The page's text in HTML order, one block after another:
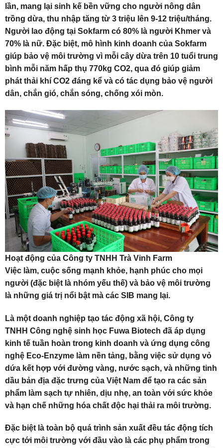
lần, mang lại sinh kế bền vững cho người nông dân
trồng dừa, thu nhập tăng từ 3 triệu lên 9-12 triệu/tháng.
Người lao động tại Sokfarm có 80% là người Khmer và
70% là nữ. Đặc biệt, mô hình kinh doanh của Sokfarm
giúp bảo vệ môi trường vì mỗi cây dừa trên 10 tuổi trung
bình mỗi năm hấp thụ 770kg CO2, qua đó giúp giảm
phát thải khí CO2 đáng kể và có tác dụng bảo vệ người
dân, chắn gió, chắn sóng, chống xói mòn.
Hoạt động của Công ty TNHH Trà Vinh Farm
Việc làm, cuộc sống mạnh khỏe, hạnh phúc cho mọi
người (đặc biệt là nhóm yếu thế) và bảo vệ môi trường
là những giá trị nổi bật mà các SIB mang lại.
Là một doanh nghiệp tạo tác động xã hội, Công ty
TNHH Công nghệ sinh học Fuwa Biotech đã áp dụng
kinh tế tuần hoàn trong kinh doanh và ứng dụng công
nghệ Eco-Enzyme làm nền tảng, bằng việc sử dụng vỏ
dứa kết hợp với đường vàng, nước sạch, và những tinh
dầu bản địa đặc trưng của Việt Nam để tạo ra các sản
phẩm làm sạch tự nhiên, dịu nhẹ, an toàn với sức khỏe
và hạn chế những hóa chất độc hại thải ra môi trường.
Đặc biệt là toàn bộ quá trình sản xuất đều tác động tích
cực tới môi trường với đầu vào là các phụ phẩm trong